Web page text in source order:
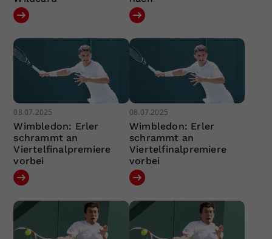
08.07.2025
Wimbledon: Erler
schrammt an
Viertelfinalpremiere
vorbei
08.07.2025
Wimbledon: Erler
schrammt an
Viertelfinalpremiere
vorbei